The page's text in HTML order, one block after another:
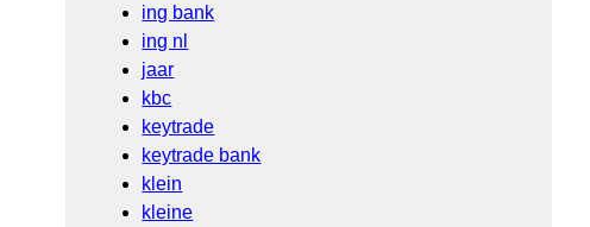
ing bank
ing nl
jaar
kbc
keytrade
keytrade bank
klein
kleine